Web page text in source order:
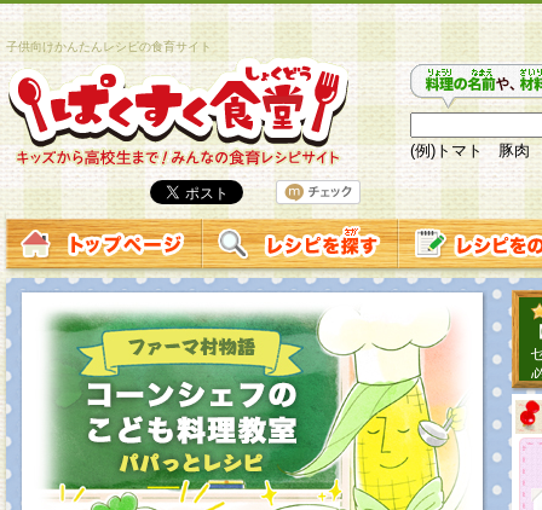
子供向けかんたんレシピの食育サイト
(例)トマト 豚肉